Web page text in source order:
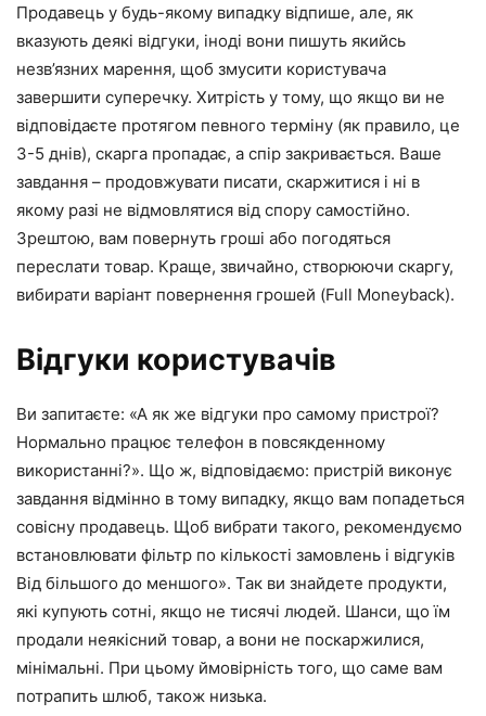
Продавець у будь-якому випадку відпише, але, як
вказують деякі відгуки, іноді вони пишуть якийсь
незв’язних марення, щоб змусити користувача
завершити суперечку. Хитрість у тому, що якщо ви не
відповідаєте протягом певного терміну (як правило, це
3-5 днів), скарга пропадає, а спір закривається. Ваше
завдання – продовжувати писати, скаржитися і ні в
якому разі не відмовлятися від спору самостійно.
Зрештою, вам повернуть гроші або погодяться
переслати товар. Краще, звичайно, створюючи скаргу,
вибирати варіант повернення грошей (Full Moneyback).
Відгуки користувачів
Ви запитаєте: «А як же відгуки про самому пристрої?
Нормально працює телефон в повсякденному
використанні?». Що ж, відповідаємо: пристрій виконує
завдання відмінно в тому випадку, якщо вам попадеться
совісну продавець. Щоб вибрати такого, рекомендуємо
встановлювати фільтр по кількості замовлень і відгуків
Від більшого до меншого». Так ви знайдете продукти,
які купують сотні, якщо не тисячі людей. Шанси, що їм
продали неякісний товар, а вони не поскаржилися,
мінімальні. При цьому ймовірність того, що саме вам
потрапить шлюб, також низька.